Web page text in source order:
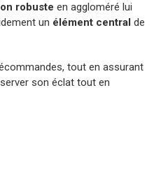
robuste en aggloméré lui
un élément central de
tout en assurant
son éclat tout en